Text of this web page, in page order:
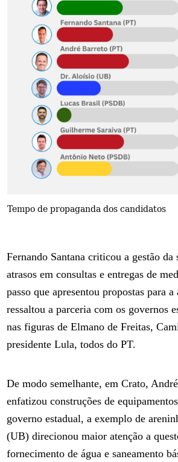
Tempo de propaganda dos candidatos
Fernando Santana criticou a gestão da
atrasos em consultas e entregas de
passo que apresentou propostas para a
ressaltou a parceria com os governos
nas figuras de Elmano de Freitas,
presidente Lula, todos do PT.
De modo semelhante, em Crato,
enfatizou construções de
governo estadual, a exemplo de
(UB) direcionou maior atenção a
fornecimento de água e saneamento